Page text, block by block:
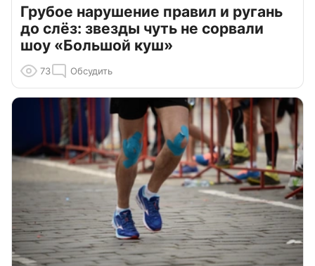
Грубое нарушение правил и ругань
до слёз: звезды чуть не сорвали
шоу «Большой куш»
73 Обсудить